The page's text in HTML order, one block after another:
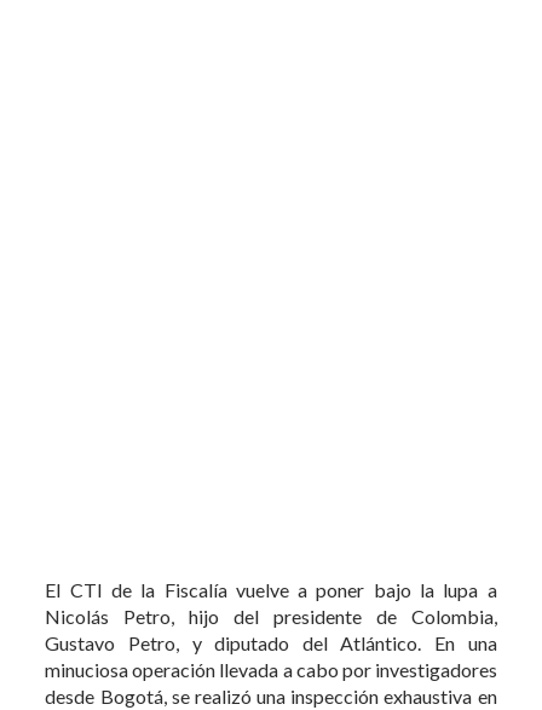
El CTI de la Fiscalía vuelve a poner bajo la lupa a
Nicolás Petro, hijo del presidente de Colombia,
Gustavo Petro, y diputado del Atlántico. En una
minuciosa operación llevada a cabo por investigadores
desde Bogotá, se realizó una inspección exhaustiva en